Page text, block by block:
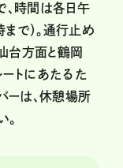
時間は各日午
で）。通行止め
台方面と鶴岡
トにあたるた
ーは、休憩場所